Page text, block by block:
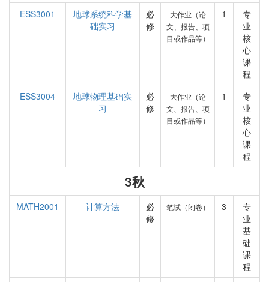
ESS3001
地球系统科学基
础实习
必
修
大作业（论
文、报告、项
目或作品等）
1
专
业
核
心
课
程
ESS3004
地球物理基础实
习
必
修
大作业（论
文、报告、项
目或作品等）
1
专
业
核
心
课
程
3秋
MATH2001 计算方法
必
修
笔试（闭卷） 3
专
业
基
础
课
程